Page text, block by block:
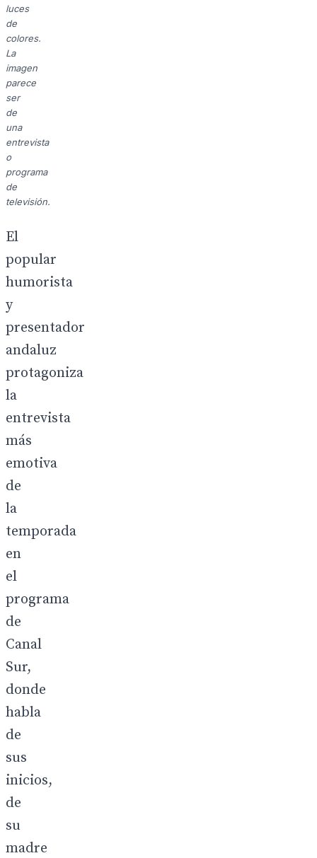
luces
de
colores.
La
imagen
parece
ser
de
una
entrevista
o
programa
de
televisión.
El
popular
humorista
y
presentador
andaluz
protagoniza
la
entrevista
más
emotiva
de
la
temporada
en
el
programa
de
Canal
Sur,
donde
habla
de
sus
inicios,
de
su
madre